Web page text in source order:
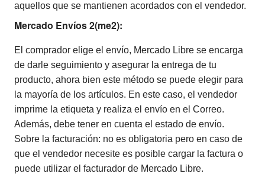
aquellos que se mantienen acordados con el vendedor.
Mercado Envíos 2(me2):
El comprador elige el envío, Mercado Libre se encarga
de darle seguimiento y asegurar la entrega de tu
producto, ahora bien este método se puede elegir para
la mayoría de los artículos. En este caso, el vendedor
imprime la etiqueta y realiza el envío en el Correo.
Además, debe tener en cuenta el estado de envío.
Sobre la facturación: no es obligatoria pero en caso de
que el vendedor necesite es posible cargar la factura o
puede utilizar el facturador de Mercado Libre.